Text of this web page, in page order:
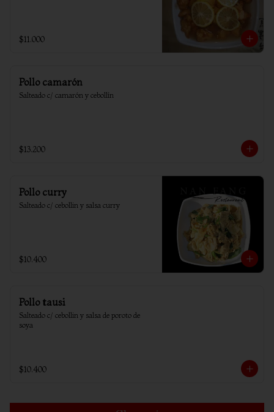
$11.000
Pollo camarón
Salteado c/ camarón y cebollín
$13.200
Pollo curry
Salteado c/ cebollin y salsa curry
$10.400
Pollo tausi
Salteado c/ cebollin y salsa de poroto de
soya
$10.400